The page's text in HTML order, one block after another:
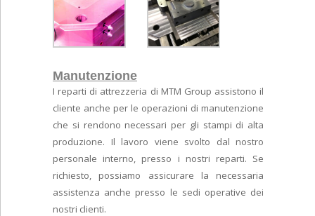
Manutenzione
I reparti di attrezzeria di MTM Group assistono il
cliente anche per le operazioni di manutenzione
che si rendono necessari per gli stampi di alta
produzione. Il lavoro viene svolto dal nostro
personale interno, presso i nostri reparti. Se
richiesto, possiamo assicurare la necessaria
assistenza anche presso le sedi operative dei
nostri clienti.